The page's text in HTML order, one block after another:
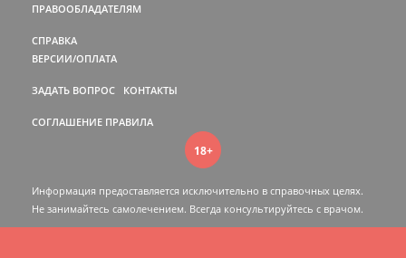
ПРАВООБЛАДАТЕЛЯМ
СПРАВКА
ВЕРСИИ/ОПЛАТА
ЗАДАТЬ ВОПРОС КОНТАКТЫ
СОГЛАШЕНИЕ ПРАВИЛА
18+
Информация предоставляется исключительно в справочных целях.
Не занимайтесь самолечением. Всегда консультируйтесь c врачом.